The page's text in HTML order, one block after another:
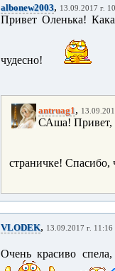
albonew2003, 13.09.2017 г.
Привет Оленька!
чудесно!
antruag1,
САша! Привет,
страничке!
VLODEK, 13.09.2017 г. 11:16
Очень красиво